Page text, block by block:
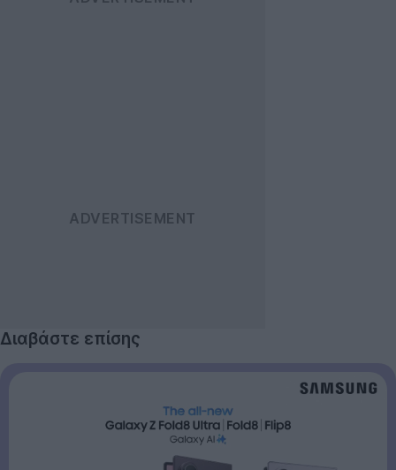
Διαβάστε επίσης